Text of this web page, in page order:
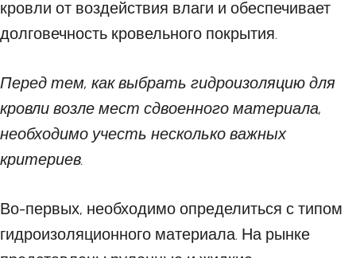
кровли от воздействия влаги и обеспечивает
долговечность кровельного покрытия.
Перед тем, как выбрать гидроизоляцию для
кровли возле мест сдвоенного материала,
необходимо учесть несколько важных
критериев.
Во-первых, необходимо определиться с типом
гидроизоляционного материала. На рынке